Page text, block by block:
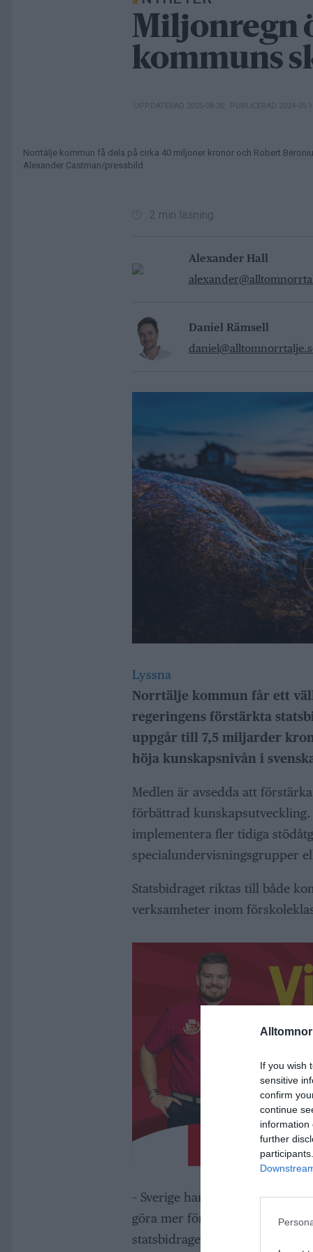
If you wish
sensitive
confirm
continue
information
further
Miljonregn
kommuns
UPPDATERAD 2025-08-20, PUBLICERAD 2024-05-
Norrtälje kommun få dela på cirka 40 miljoner kronor och Robert
Alexander Castman/pressbild
2 min läsning
Alexander Hall
Daniel Rämsell
Lyssna
Norrtälje kommun får ett
regeringens förstärkta
uppgår till 7,5 miljarder
höja kunskapsnivån i
Medlen är avsedda att
förbättrad
implementera fler tidiga
specialundervisningsgrupper
Statsbidraget riktas till både
verksamheter inom
– Sverige har en läskris där
göra mer för att vända
statsbidraget på 7,5 miljarder